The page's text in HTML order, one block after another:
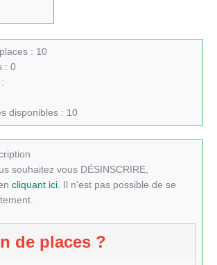
: 10
: 0
disponibles : 10
souhaitez vous DÉSINSCRIRE,
cliquant ici. Il n'est pas possible de se
de places ?